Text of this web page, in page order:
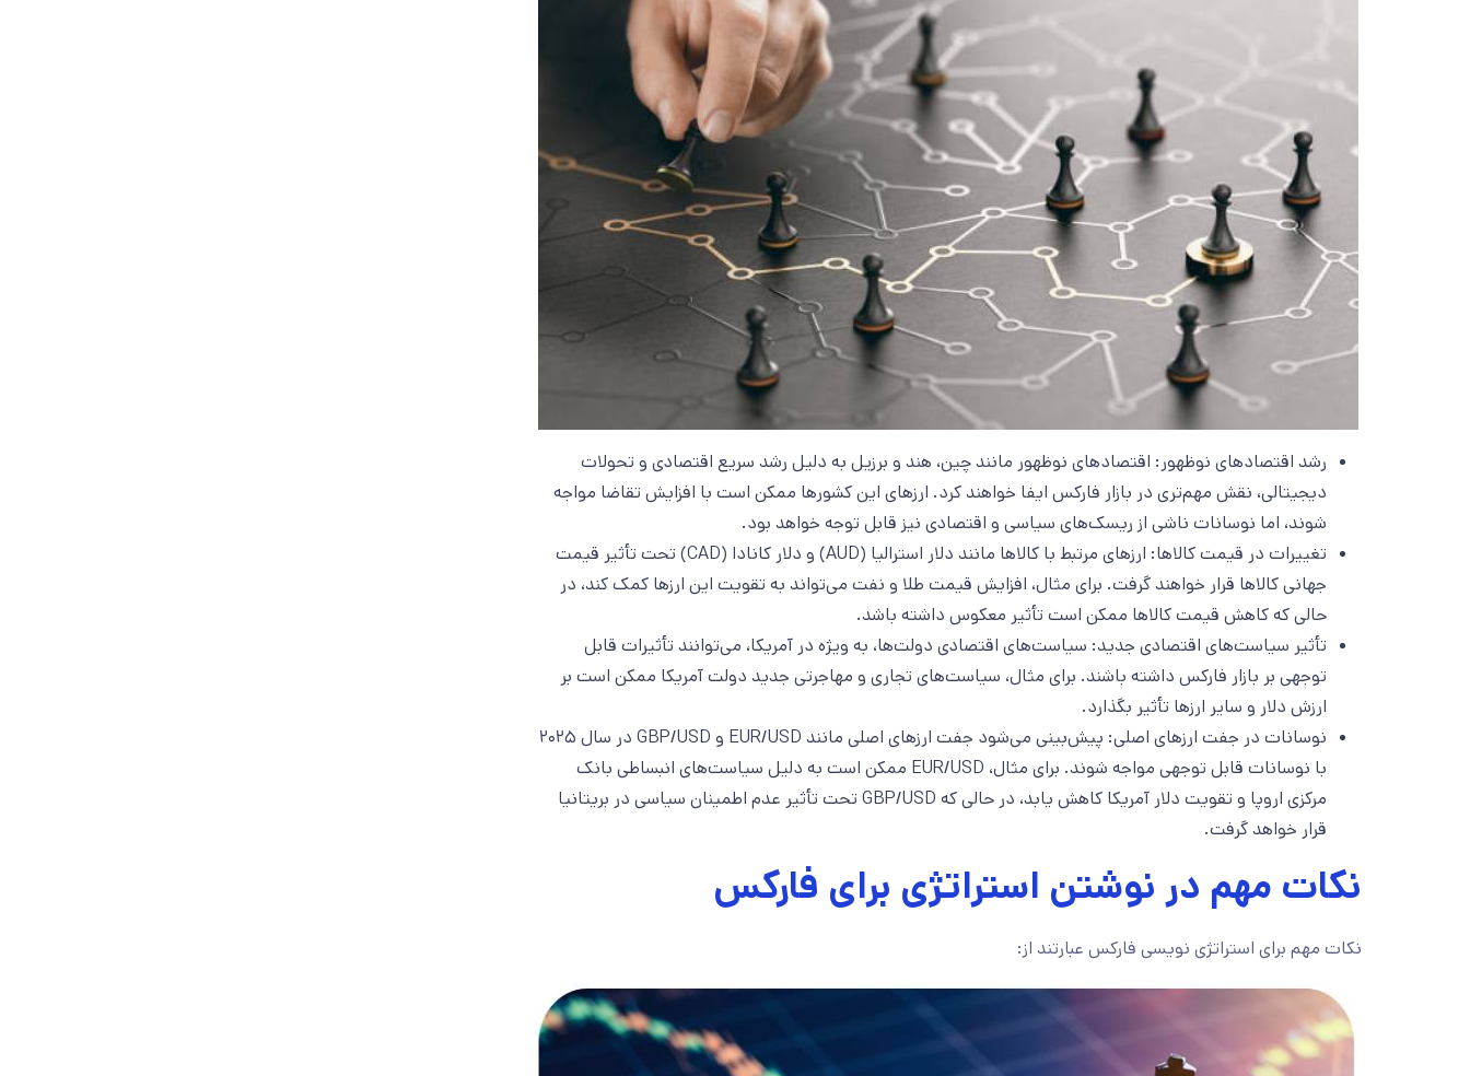
رشد اقتصادهای نوظهور: اقتصادهای نوظهور مانند چین، هند و برزیل به دلیل رشد سریع اقتصادی و تحولات
دیجیتالی، نقش مهم‌تری در بازار فارکس ایفا خواهند کرد. ارزهای این کشورها ممکن است با افزایش تقاضا مواجه
شوند، اما نوسانات ناشی از ریسک‌های سیاسی و اقتصادی نیز قابل توجه خواهد بود.
تغییرات در قیمت کالاها: ارزهای مرتبط با کالاها مانند دلار استرالیا (AUD) و دلار کانادا (CAD) تحت تأثیر قیمت
جهانی کالاها قرار خواهند گرفت. برای مثال، افزایش قیمت طلا و نفت می‌تواند به تقویت این ارزها کمک کند، در
حالی که کاهش قیمت کالاها ممکن است تأثیر معکوس داشته باشد.
تأثیر سیاست‌های اقتصادی جدید: سیاست‌های اقتصادی دولت‌ها، به ویژه در آمریکا، می‌توانند تأثیرات قابل
توجهی بر بازار فارکس داشته باشند. برای مثال، سیاست‌های تجاری و مهاجرتی جدید دولت آمریکا ممکن است بر
ارزش دلار و سایر ارزها تأثیر بگذارد.
نوسانات در جفت ارزهای اصلی: پیش‌بینی می‌شود جفت ارزهای اصلی مانند EUR/USD و GBP/USD در سال ۲۰۲۵
با نوسانات قابل توجهی مواجه شوند. برای مثال، EUR/USD ممکن است به دلیل سیاست‌های انبساطی بانک
مرکزی اروپا و تقویت دلار آمریکا کاهش یابد، در حالی که GBP/USD تحت تأثیر عدم اطمینان سیاسی در بریتانیا
قرار خواهد گرفت.
نکات مهم در نوشتن استراتژی برای فارکس
نکات مهم برای استراتژی نویسی فارکس عبارتند از: